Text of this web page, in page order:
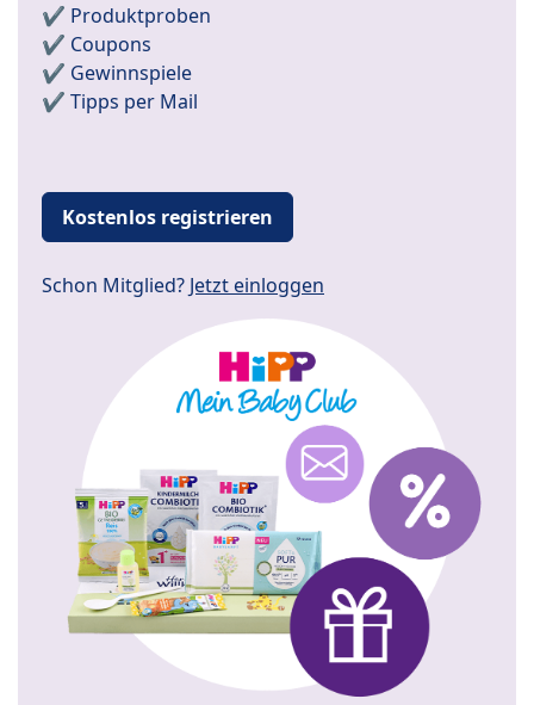
✔️ Produktproben
✔️ Coupons
✔️ Gewinnspiele
✔️ Tipps per Mail
Kostenlos registrieren
Schon Mitglied? Jetzt einloggen